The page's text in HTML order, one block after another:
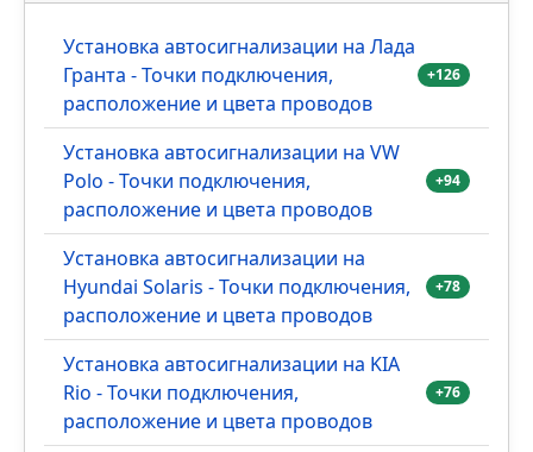
Установка автосигнализации на Лада
Гранта - Точки подключения,
расположение и цвета проводов
+126
Установка автосигнализации на VW
Polo - Точки подключения,
расположение и цвета проводов
+94
Установка автосигнализации на
Hyundai Solaris - Точки подключения,
расположение и цвета проводов
+78
Установка автосигнализации на KIA
Rio - Точки подключения,
расположение и цвета проводов
+76